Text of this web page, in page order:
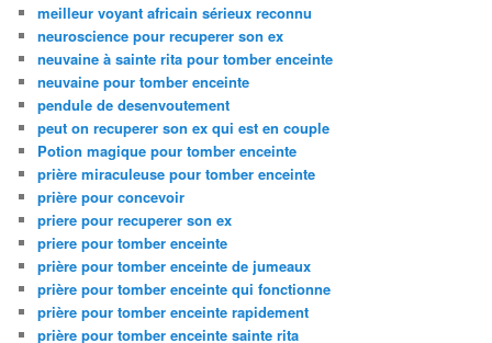
meilleur voyant africain sérieux reconnu
neuroscience pour recuperer son ex
neuvaine à sainte rita pour tomber enceinte
neuvaine pour tomber enceinte
pendule de desenvoutement
peut on recuperer son ex qui est en couple
Potion magique pour tomber enceinte
prière miraculeuse pour tomber enceinte
prière pour concevoir
priere pour recuperer son ex
priere pour tomber enceinte
prière pour tomber enceinte de jumeaux
prière pour tomber enceinte qui fonctionne
prière pour tomber enceinte rapidement
prière pour tomber enceinte sainte rita